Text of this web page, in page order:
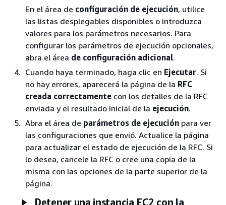
En el área de configuración de ejecución, utilice
las listas desplegables disponibles o introduzca
valores para los parámetros necesarios. Para
configurar los parámetros de ejecución opcionales,
abra el área de configuración adicional.
Cuando haya terminado, haga clic en Ejecutar. Si
no hay errores, aparecerá la página de la RFC
creada correctamente con los detalles de la RFC
enviada y el resultado inicial de la ejecución.
Abra el área de parámetros de ejecución para ver
las configuraciones que envió. Actualice la página
para actualizar el estado de ejecución de la RFC. Si
lo desea, cancele la RFC o cree una copia de la
misma con las opciones de la parte superior de la
página.
Detener una instancia EC2 con la